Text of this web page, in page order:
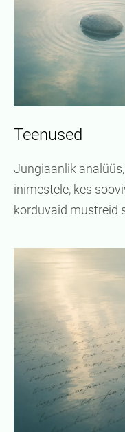
Teenused
Jungiaanlik
inimestele, kes
korduvaid mustreid